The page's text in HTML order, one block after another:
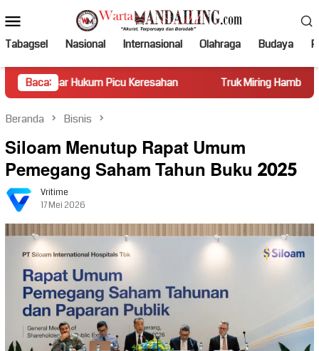
ke
kontenMobile
Tabagsel Nasional Internasional Olahraga Budaya
Baca:
Picu Keresahan Truk Miring Hambat Arus Lalu Lintas
Beranda Bisnis
Siloam Menutup Rapat Umum
Pemegang Saham Tahun Buku 2025
Vritime
17 Mei 2026